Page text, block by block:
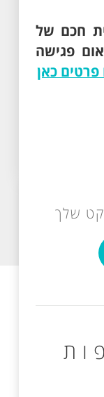
חכם של
פגישה
פרטים כאן
שלך